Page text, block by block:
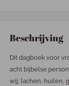
Beschrijving
Dit dagboek voor
acht bijbelse
wij, lachen, huilen,